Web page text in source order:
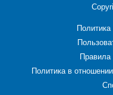
Правила
Политика в